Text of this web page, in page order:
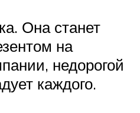
Она станет
на
недорогой
каждого.